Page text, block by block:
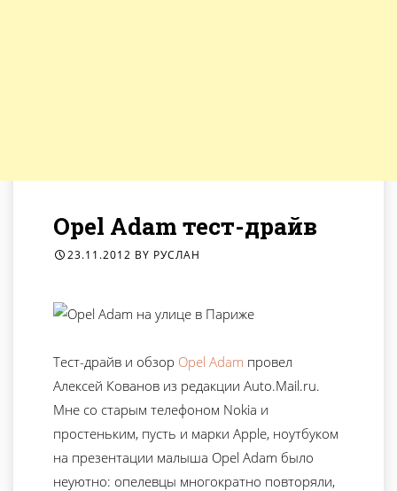
Opel Adam тест-драйв
23.11.2012 BY РУСЛАН
Тест-драйв и обзор Opel Adam провел
Алексей Кованов из редакции Auto.Mail.ru.
Мне со старым телефоном Nokia и
простеньким, пусть и марки Apple, ноутбуком
на презентации малыша Opel Adam было
неуютно: опелевцы многократно повторяли,